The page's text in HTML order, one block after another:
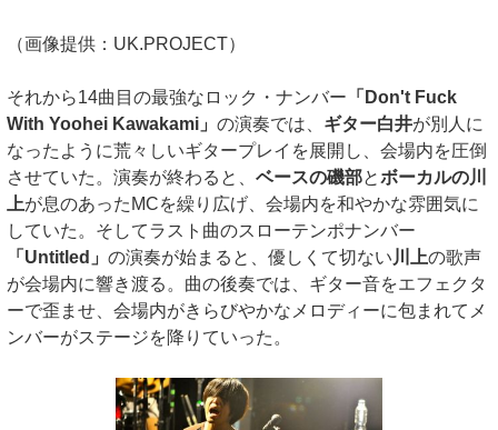
（画像提供：UK.PROJECT）
それから14曲目の最強なロック・ナンバー 「Don't Fuck
With Yoohei Kawakami」 の演奏では、 ギター白井が別人に
なったように荒々しいギタープレイを展開し、会場内を圧倒
させていた。演奏が終わると、 ベースの磯部とボーカルの川
上が息のあったMCを繰り広げ、会場内を和やかな雰囲気に
していた。そしてラスト曲のスローテンポナンバー
「Untitled」 の演奏が始まると、優しくて切ない 川上の歌声
が会場内に響き渡る。曲の後奏では、ギター音をエフェクタ
ーで歪ませ、会場内がきらびやかなメロディーに包まれてメ
ンバーがステージを降りていった。